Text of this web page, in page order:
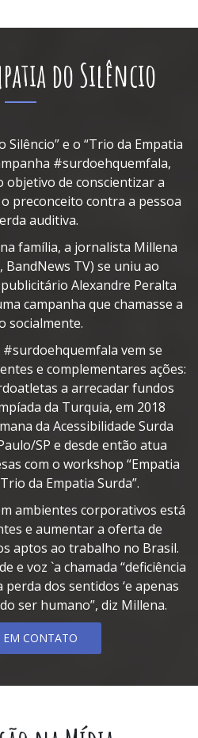
do Silêncio
Silêncio” e o “Trio da Empatia
#surdoehquemfala,
objetivo de conscientizar a
preconceito contra a pessoa
auditiva.
família, a jornalista Millena
BandNews TV) se uniu ao
Alexandre Peralta
campanha que chamasse a
socialmente.
vem se
e complementares ações:
a arrecadar fundos
da Turquia, em 2018
da Acessibilidade Surda
SP e desde então atua
com o workshop “Empatia
da Empatia Surda”.
ambientes corporativos está
e aumentar a oferta de
aptos ao trabalho no Brasil.
e voz `a chamada “deficiência
dos sentidos ‘e apenas
ser humano”, diz Millena.
EM CONTATO